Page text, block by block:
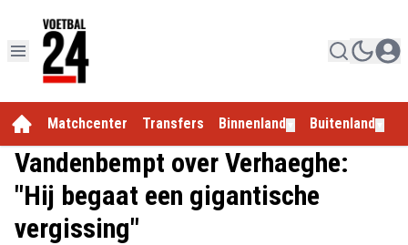
Matchcenter Transfers Binnenland Buitenland
Vandenbempt over Verhaeghe:
"Hij begaat een gigantische
vergissing"